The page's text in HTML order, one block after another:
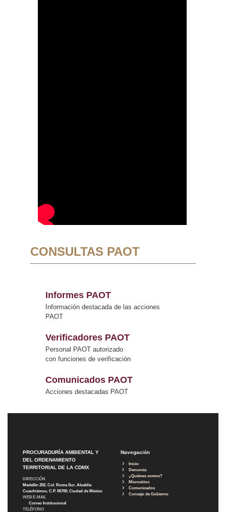
CONSULTAS PAOT
Informes PAOT
Información destacada de las acciones
PAOT
Verificadores PAOT
Personal PAOT autorizado
con funciones de verificación
Comunicados PAOT
Acciones destacadas PAOT
PROCURADURÍA AMBIENTAL Y
DEL ORDENAMIENTO
TERRITORIAL DE LA CDMX
DIRECCIÓN
Medellín 202, Col. Roma Sur, Alcaldía
Cuauhtémoc, C.P. 06700, Ciudad de México
WEB E-MAIL
Correo Institucional
TELÉFONO
Navegación
Inicio
Denuncia
¿Quiénes somos?
Micrositios
Comunicados
Consejo de Gobierno